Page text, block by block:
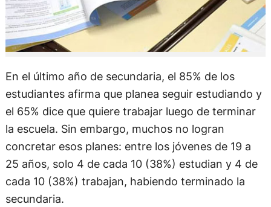
En el último año de secundaria, el 85% de los
estudiantes afirma que planea seguir estudiando y
el 65% dice que quiere trabajar luego de terminar
la escuela. Sin embargo, muchos no logran
concretar esos planes: entre los jóvenes de 19 a
25 años, solo 4 de cada 10 (38%) estudian y 4 de
cada 10 (38%) trabajan, habiendo terminado la
secundaria.